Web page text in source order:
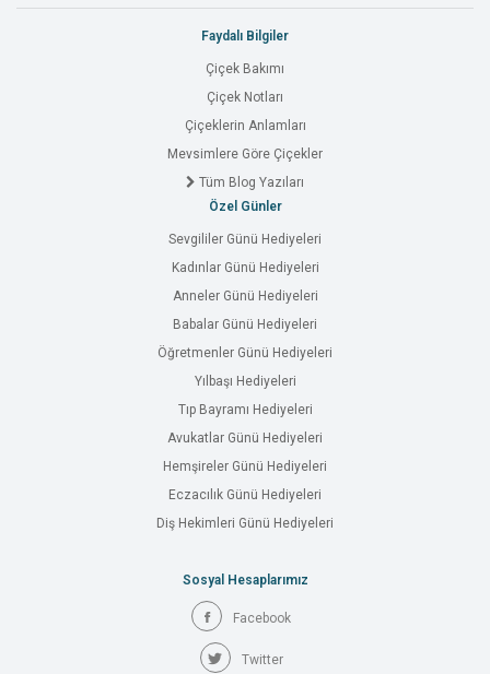
Faydalı Bilgiler
Çiçek Bakımı
Çiçek Notları
Çiçeklerin Anlamları
Mevsimlere Göre Çiçekler
Tüm Blog Yazıları
Özel Günler
Sevgililer Günü Hediyeleri
Kadınlar Günü Hediyeleri
Anneler Günü Hediyeleri
Babalar Günü Hediyeleri
Öğretmenler Günü Hediyeleri
Yılbaşı Hediyeleri
Tıp Bayramı Hediyeleri
Avukatlar Günü Hediyeleri
Hemşireler Günü Hediyeleri
Eczacılık Günü Hediyeleri
Diş Hekimleri Günü Hediyeleri
Sosyal Hesaplarımız
Facebook
Twitter